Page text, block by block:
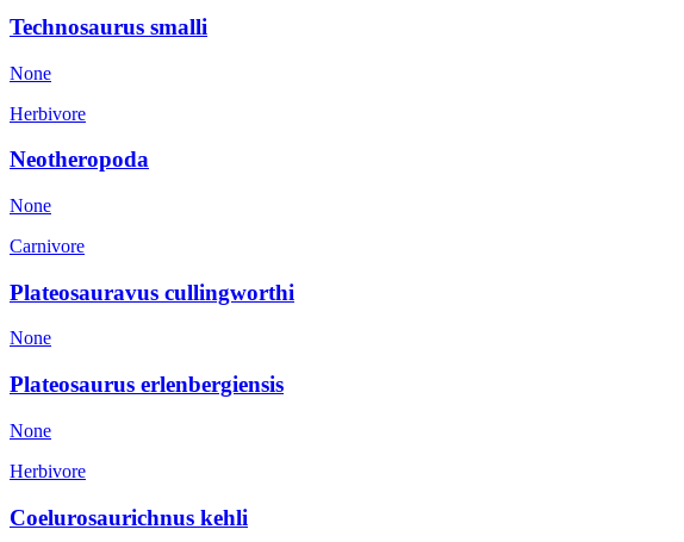
Technosaurus smalli
None
Herbivore
Neotheropoda
None
Carnivore
Plateosauravus cullingworthi
None
Plateosaurus erlenbergiensis
None
Herbivore
Coelurosaurichnus kehli